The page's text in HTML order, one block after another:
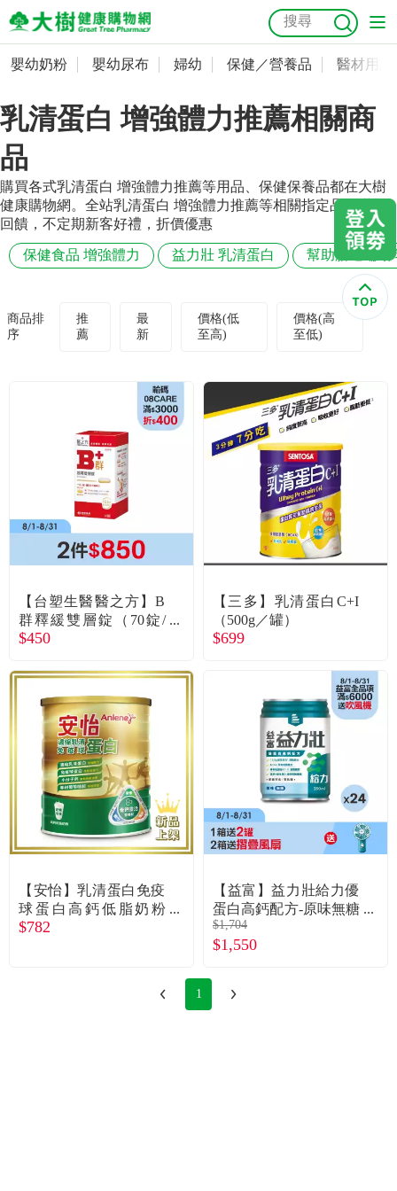
嬰幼奶粉
嬰幼尿布
婦幼
保健／營養品
醫材用品
成人照護
優惠活動
關於我們
購物流程
會員專區
常見問題
折價券、紅利說明
抗菌 尿布 大樹獨家 益生菌 魚油 幼兒米餅 貓砂
奶瓶奶嘴
會員資料及密碼修改
常用收件人清單
訂單查詢
收藏清單
紅利點數查詢
購物金查詢
嬰幼奶粉 嬰幼尿布 婦幼 保健／營養品 醫材用品
乳清蛋白 增強體力推薦相關商
品
購買各式乳清蛋白 增強體力推薦等用品、保健保養品都在大樹
健康購物網。全站乳清蛋白 增強體力推薦等相關指定品項滿額
回饋，不定期新客好禮，折價優惠
保健食品 增強體力 益力壯 乳清蛋白 幫助腸道蠕動
商品排
序
推
薦
最
新
價格(低
至高)
價格(高
至低)
【台塑生醫醫之方】B
群釋緩雙層錠（70錠/
瓶）
$450
【三多】乳清蛋白C+I
（500g／罐）
$699
【安怡】乳清蛋白免疫
球蛋白高鈣低脂奶粉
（1.4kg）
$782
【益富】益力壯給力優
蛋白高鈣配方-原味無糖
（250mlＸ24罐）
$1,704
$1,550
1